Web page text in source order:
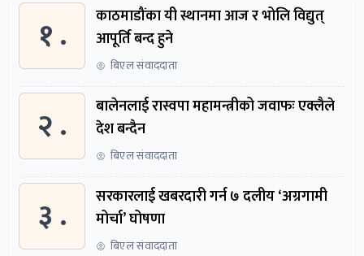
१ .
काठमाडौंका यी स्थानमा आज र भोलि विद्युत्
आपूर्ति बन्द हुने
बिएल संवाददाता
२ .
बालेनलाई रास्वपा महामन्त्रीको जवाफः एक्लैले
देश बन्दैन
बिएल संवाददाता
३ .
सरकारलाई खबरदारी गर्न ७ दलीय ‘अग्रगामी
मोर्चा’ घोषणा
बिएल संवाददाता